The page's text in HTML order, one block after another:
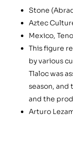
Stone
Aztec
Mexico,
This figure
by various
Tlaloc was
season,
and the
Arturo